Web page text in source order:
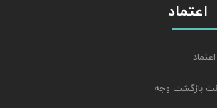
بازگشت وجه